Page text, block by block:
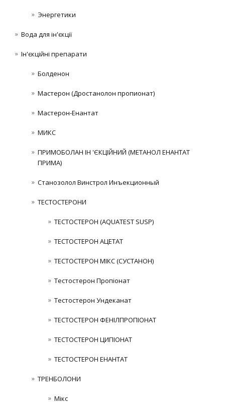
Энергетики
Вода для ін'єкції
Ін'єкційні препарати
Болденон
Мастерон (Дростанолон пропионат)
Мастерон-Енантат
МИКС
ПРИМОБОЛАН ІН 'ЄКЦІЙНИЙ (МЕТАНОЛ ЕНАНТАТ
ПРИМА)
Станозолол Винстрол Инъекционный
ТЕСТОСТЕРОНИ
ТЕСТОСТЕРОН (AQUATEST SUSP)
ТЕСТОСТЕРОН АЦЕТАТ
ТЕСТОСТЕРОН МІКС (СУСТАНОН)
Тестостерон Пропіонат
Тестостерон Ундеканат
ТЕСТОСТЕРОН ФЕНІЛПРОПІОНАТ
ТЕСТОСТЕРОН ЦИПІОНАТ
ТЕСТОСТЕРОН ЕНАНТАТ
ТРЕНБОЛОНИ
Мікс